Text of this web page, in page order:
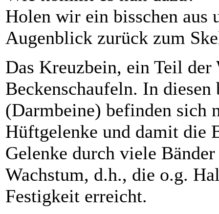
Holen wir ein bisschen aus
Augenblick zurück zum
Das Kreuzbein, ein Teil
Beckenschaufeln. In
(Darmbeine) befinden sich
Hüftgelenke und damit die
Gelenke durch viele
Wachstum, d.h., die o.g.
Festigkeit erreicht.